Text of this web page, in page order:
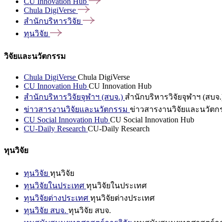
Chula DigiVerse
สำนักบริหารวิจัย
ทุนวิจัย
วิจัยและนวัตกรรม
Chula DigiVerse Chula DigiVerse
CU Innovation Hub CU Innovation Hub
สำนักบริหารวิจัยจุฬาฯ (สบจ.) สำนักบริหารวิจัยจุฬาฯ (สบจ
ข่าวสารงานวิจัยและนวัตกรรม ข่าวสารงานวิจัยและนวัตก
CU Social Innovation Hub CU Social Innovation Hub
CU-Daily Research CU-Daily Research
ทุนวิจัย
ทุนวิจัย ทุนวิจัย
ทุนวิจัยในประเทศ ทุนวิจัยในประเทศ
ทุนวิจัยต่างประเทศ ทุนวิจัยต่างประเทศ
ทุนวิจัย สบจ. ทุนวิจัย สบจ.